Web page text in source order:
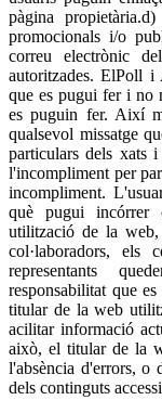
pàgina
promocionals i/o
correu electrònic
autoritzades. ElPoll
que es pugui fer i no
es puguin fer. Així
qualsevol missatge
particulars dels xats
l'incompliment per
incompliment.
què pugui incórrer
utilització de la
col·laboradors, els
representants
responsabilitat que
titular de la web
acilitar informació
això, el titular de la
l'absència d'errors, o
dels continguts